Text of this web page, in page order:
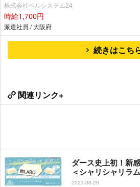
株式会社ベルシステム24
時給1,700円
派遣社員 / 大阪府
続きはこち
関連リンク+
ダース史上初！新
＜シャリシャリラ
2023-08-29